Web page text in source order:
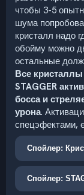
чтобы 3-5
шума
кристалл надо
обойму можно
остальные
Все кристаллы
STAGGER
босса и
урона.
спецэфектами,
Спойлер:
Спойлер: